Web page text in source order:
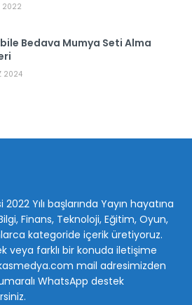
2022
Bedava Mumya Seti Alma
2024
Yılı başlarında Yayın hayatına
Finans, Teknoloji, Eğitim, Oyun,
kategoride içerik üretiyoruz.
veya farklı bir konuda iletişime
mail adresimizden
WhatsApp destek